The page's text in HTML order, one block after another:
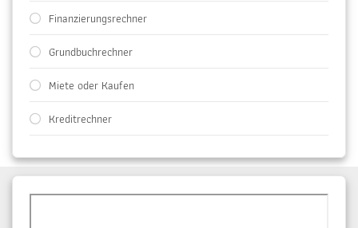
Finanzierungsrechner
Grundbuchrechner
Miete oder Kaufen
Kreditrechner